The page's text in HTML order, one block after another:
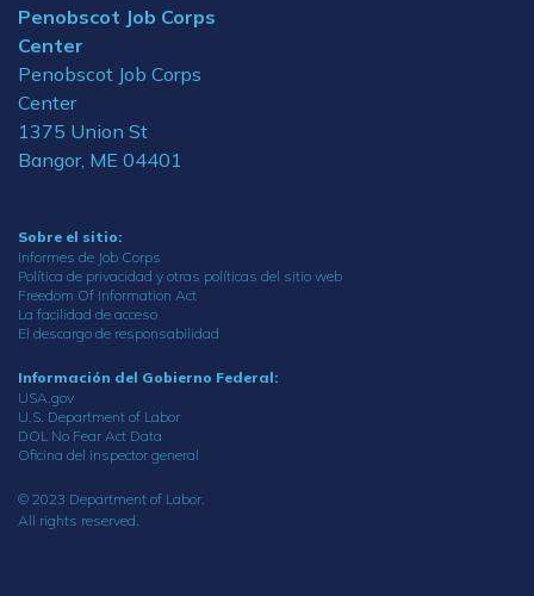
Penobscot Job Corps
Center
Penobscot Job Corps
Center
1375 Union St
Bangor, ME 04401
Sobre el sitio:
Informes de Job Corps
Política de privacidad y otras políticas del sitio web
Freedom Of Information Act
La facilidad de acceso
El descargo de responsabilidad
Información del Gobierno Federal:
USA.gov
U.S. Department of Labor
DOL No Fear Act Data
Oficina del inspector general
© 2023 Department of Labor.
All rights reserved.